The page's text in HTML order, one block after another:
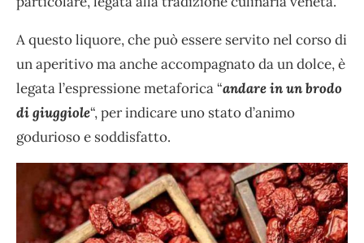
A questo liquore, che può essere servito nel corso di
un aperitivo ma anche accompagnato da un dolce, è
legata l’espressione metaforica “andare in un brodo
di giuggiole“, per indicare uno stato d’animo
godurioso e soddisfatto.